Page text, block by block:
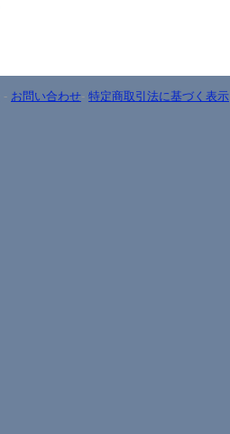
- お問い合わせ- 特定商取引法に基づく表示